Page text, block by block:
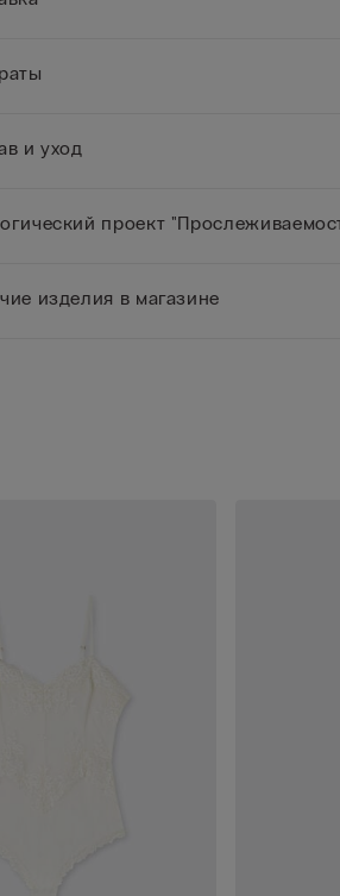
и уход
проект
изделия в магазине